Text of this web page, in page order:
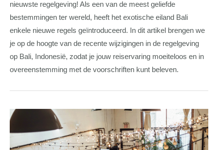
nieuwste regelgeving! Als een van de meest geliefde
bestemmingen ter wereld, heeft het exotische eiland Bali
enkele nieuwe regels geïntroduceerd. In dit artikel brengen we
je op de hoogte van de recente wijzigingen in de regelgeving
op Bali, Indonesië, zodat je jouw reiservaring moeiteloos en in
overeenstemming met de voorschriften kunt beleven.